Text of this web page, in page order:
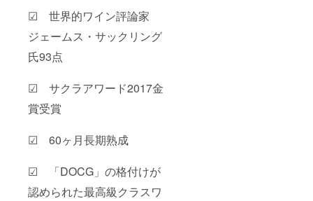
☑ 世界的ワイン評論家
ジェームス・サックリング
氏93点
☑ サクラアワード2017金
賞受賞
☑ 60ヶ月長期熟成
☑ 「DOCG」の格付けが
認められた最高級クラスワ